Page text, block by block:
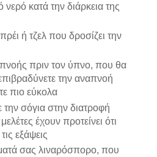
νερό κατά την διάρκεια της
ή τζελ που δροσίζει την
πριν τον ύπνο, που θα
την αναπνοή
πιο εύκολα
την σόγια στην διατροφή
έχουν προτείνει ότι
εξάψεις
σας λιναρόσπορο, που